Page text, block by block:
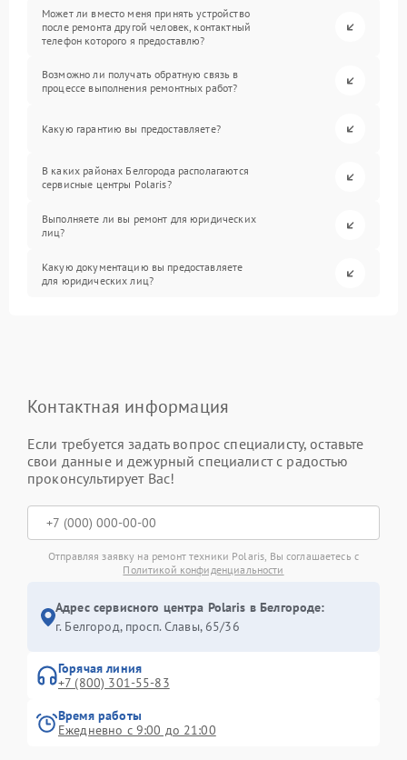
Может ли вместо меня принять устройство
после ремонта другой человек, контактный
телефон которого я предоставлю?
Возможно ли получать обратную связь в
процессе выполнения ремонтных работ?
Какую гарантию вы предоставляете?
В каких районах Белгорода располагаются
сервисные центры Polaris?
Выполняете ли вы ремонт для юридических
лиц?
Какую документацию вы предоставляете
для юридических лиц?
Контактная информация
Если требуется задать вопрос специалисту, оставьте
свои данные и дежурный специалист с радостью
проконсультирует Вас!
Отправляя заявку на ремонт техники Polaris, Вы соглашаетесь с
Политикой конфиденциальности
Адрес сервисного центра Polaris в Белгороде:
г. Белгород, просп. Славы, 65/36
Горячая линия
+7 (800) 301-55-83
Время работы
Ежедневно с 9:00 до 21:00